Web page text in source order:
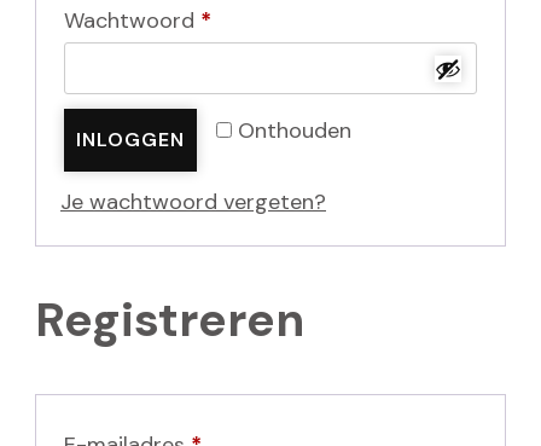
Wachtwoord *
Onthouden
INLOGGEN
Je wachtwoord vergeten?
Registreren